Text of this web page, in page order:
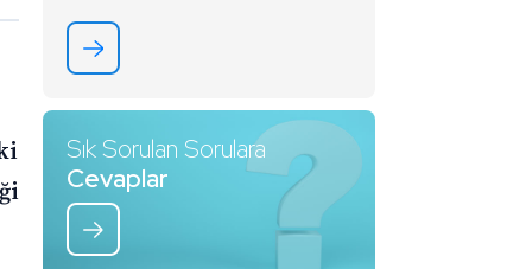
Sık Sorulan Sorulara
Cevaplar